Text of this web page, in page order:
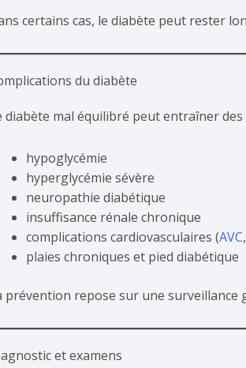
certains cas, le diabète peut rester
du diabète
diabète mal équilibré peut entraîner
hypoglycémie
hyperglycémie sévère
neuropathie diabétique
insuffisance rénale chronique
complications cardiovasculaires (AVC
plaies chroniques et pied diabétique
prévention repose sur une surveillance
et examens